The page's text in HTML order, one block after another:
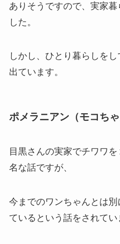
ありそうですので、実家
した。
しかし、ひとり暮らしを
出ています。
ポメラニアン（モコち
目黒さんの実家でチワワ
名な話ですが、
今までのワンちゃんとは
ているという話をされてい